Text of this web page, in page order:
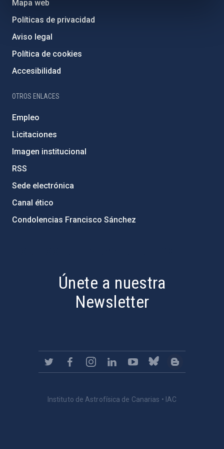
Mapa web
Políticas de privacidad
Aviso legal
Política de cookies
Accesibilidad
OTROS ENLACES
Empleo
Licitaciones
Imagen institucional
RSS
Sede electrónica
Canal ético
Condolencias Francisco Sánchez
Únete a nuestra
Newsletter
Instituto de Astrofísica de Canarias • IAC